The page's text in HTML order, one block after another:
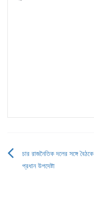
Post
চার রাজনৈতিক দলের সঙ্গে বৈঠকে
প্রধান উপদেষ্টা